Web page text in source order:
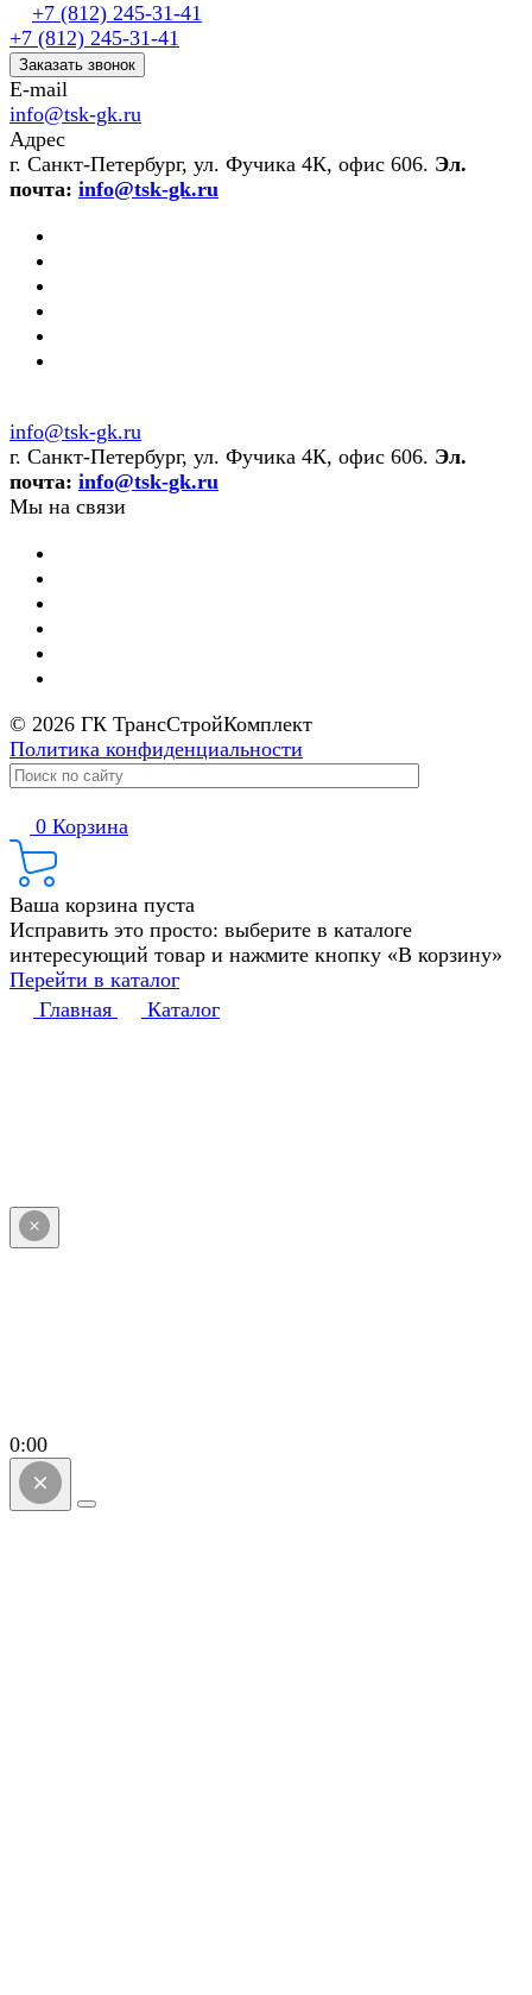
+7 (812) 245-31-41
+7 (812) 245-31-41
Заказать звонок
E-mail
info@tsk-gk.ru
Адрес
г. Санкт-Петербург, ул. Фучика 4К, офис 606. Эл.
почта: info@tsk-gk.ru
info@tsk-gk.ru
г. Санкт-Петербург, ул. Фучика 4К, офис 606. Эл.
почта: info@tsk-gk.ru
Мы на связи
© 2026 ГК ТрансСтройКомплект
Политика конфиденциальности
0 Корзина
Ваша корзина пуста
Исправить это просто: выберите в каталоге
интересующий товар и нажмите кнопку «В корзину»
Перейти в каталог
Главная
Каталог
0:00